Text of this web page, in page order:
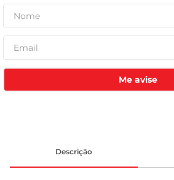
Me avise
Descrição